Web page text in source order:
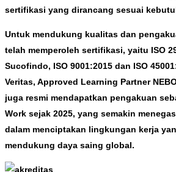
sertifikasi yang dirancang sesuai
Untuk mendukung kualitas dan
telah memperoleh sertifikasi, yaitu ISO
Sucofindo, ISO 9001:2015 dan ISO
Veritas, Approved Learning Partner
juga resmi mendapatkan pengakuan
Work sejak 2025, yang semakin
dalam menciptakan lingkungan kerja
mendukung daya saing global.